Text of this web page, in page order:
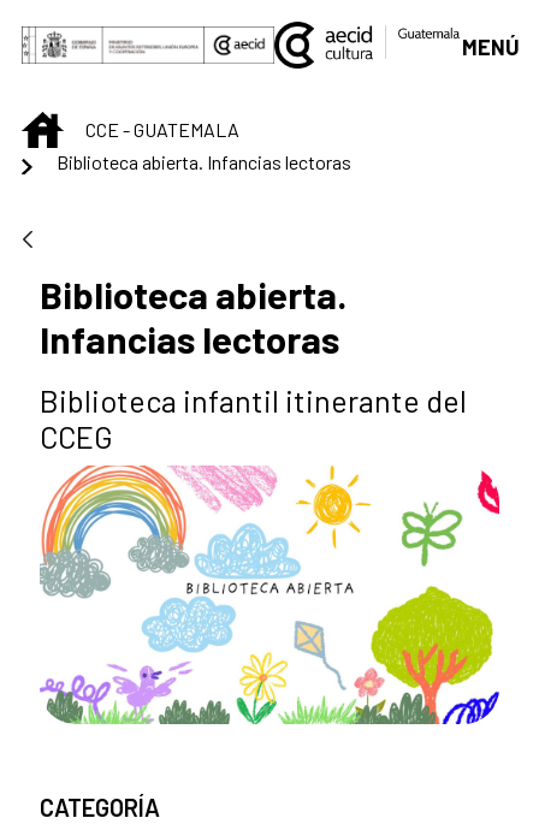
Saltar al contenido principal
MENÚ
INICIOCCE - GUATEMALA
Biblioteca abierta. Infancias lectoras
Biblioteca abierta.
Infancias lectoras
Biblioteca infantil itinerante del
CCEG
CATEGORÍA